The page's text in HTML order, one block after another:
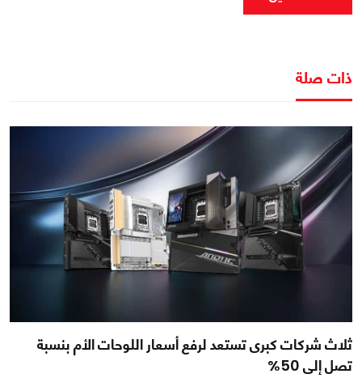
ذات صلة
ثلاث شركات كبرى تستعد لرفع أسعار اللوحات الأم بنسبة
تصل إلى 50%